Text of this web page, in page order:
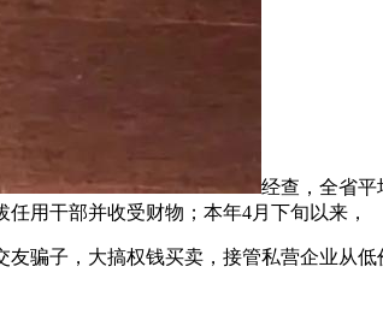
经查，全省平
用干部并收受财物；本年4月下旬以来，
子，大搞权钱买卖，接管私营企业从低